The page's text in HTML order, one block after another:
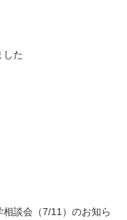
した
談会（7/11）のお知ら